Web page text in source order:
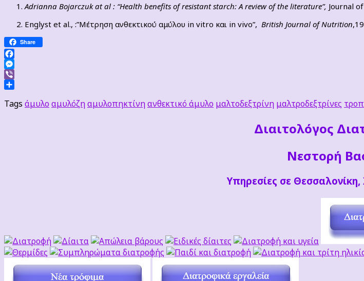
Adrianna Bojarczuk at al : “Health benefits of resistant starch: A review of the literature”, Journal
Englyst et al., :”Μέτρηση ανθεκτικού αμύλου in vitro και in vivo”, British Journal of Nutrition,
Share
Facebook
Messenger
Viber
Tags άμυλοαμυλόζηαμυλοπηκτίνηανθεκτικό άμυλο μαλτοδεξτρίνη μαλτροδεξτρίνες
Διαιτoλόγος
Νεστορή
Υπηρεσίες σε